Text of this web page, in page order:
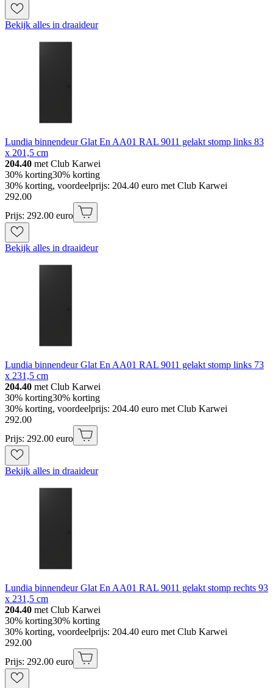
Bekijk alles in draaideur
Lundia binnendeur Glat En AA01 RAL 9011 gelakt stomp links 83
x 201,5 cm
204.40 met Club Karwei
30% korting30% korting
30% korting, voordeelprijs: 204.40 euro met Club Karwei
292.00
Prijs: 292.00 euro
Bekijk alles in draaideur
Lundia binnendeur Glat En AA01 RAL 9011 gelakt stomp links 73
x 231,5 cm
204.40 met Club Karwei
30% korting30% korting
30% korting, voordeelprijs: 204.40 euro met Club Karwei
292.00
Prijs: 292.00 euro
Bekijk alles in draaideur
Lundia binnendeur Glat En AA01 RAL 9011 gelakt stomp rechts 93
x 231,5 cm
204.40 met Club Karwei
30% korting30% korting
30% korting, voordeelprijs: 204.40 euro met Club Karwei
292.00
Prijs: 292.00 euro